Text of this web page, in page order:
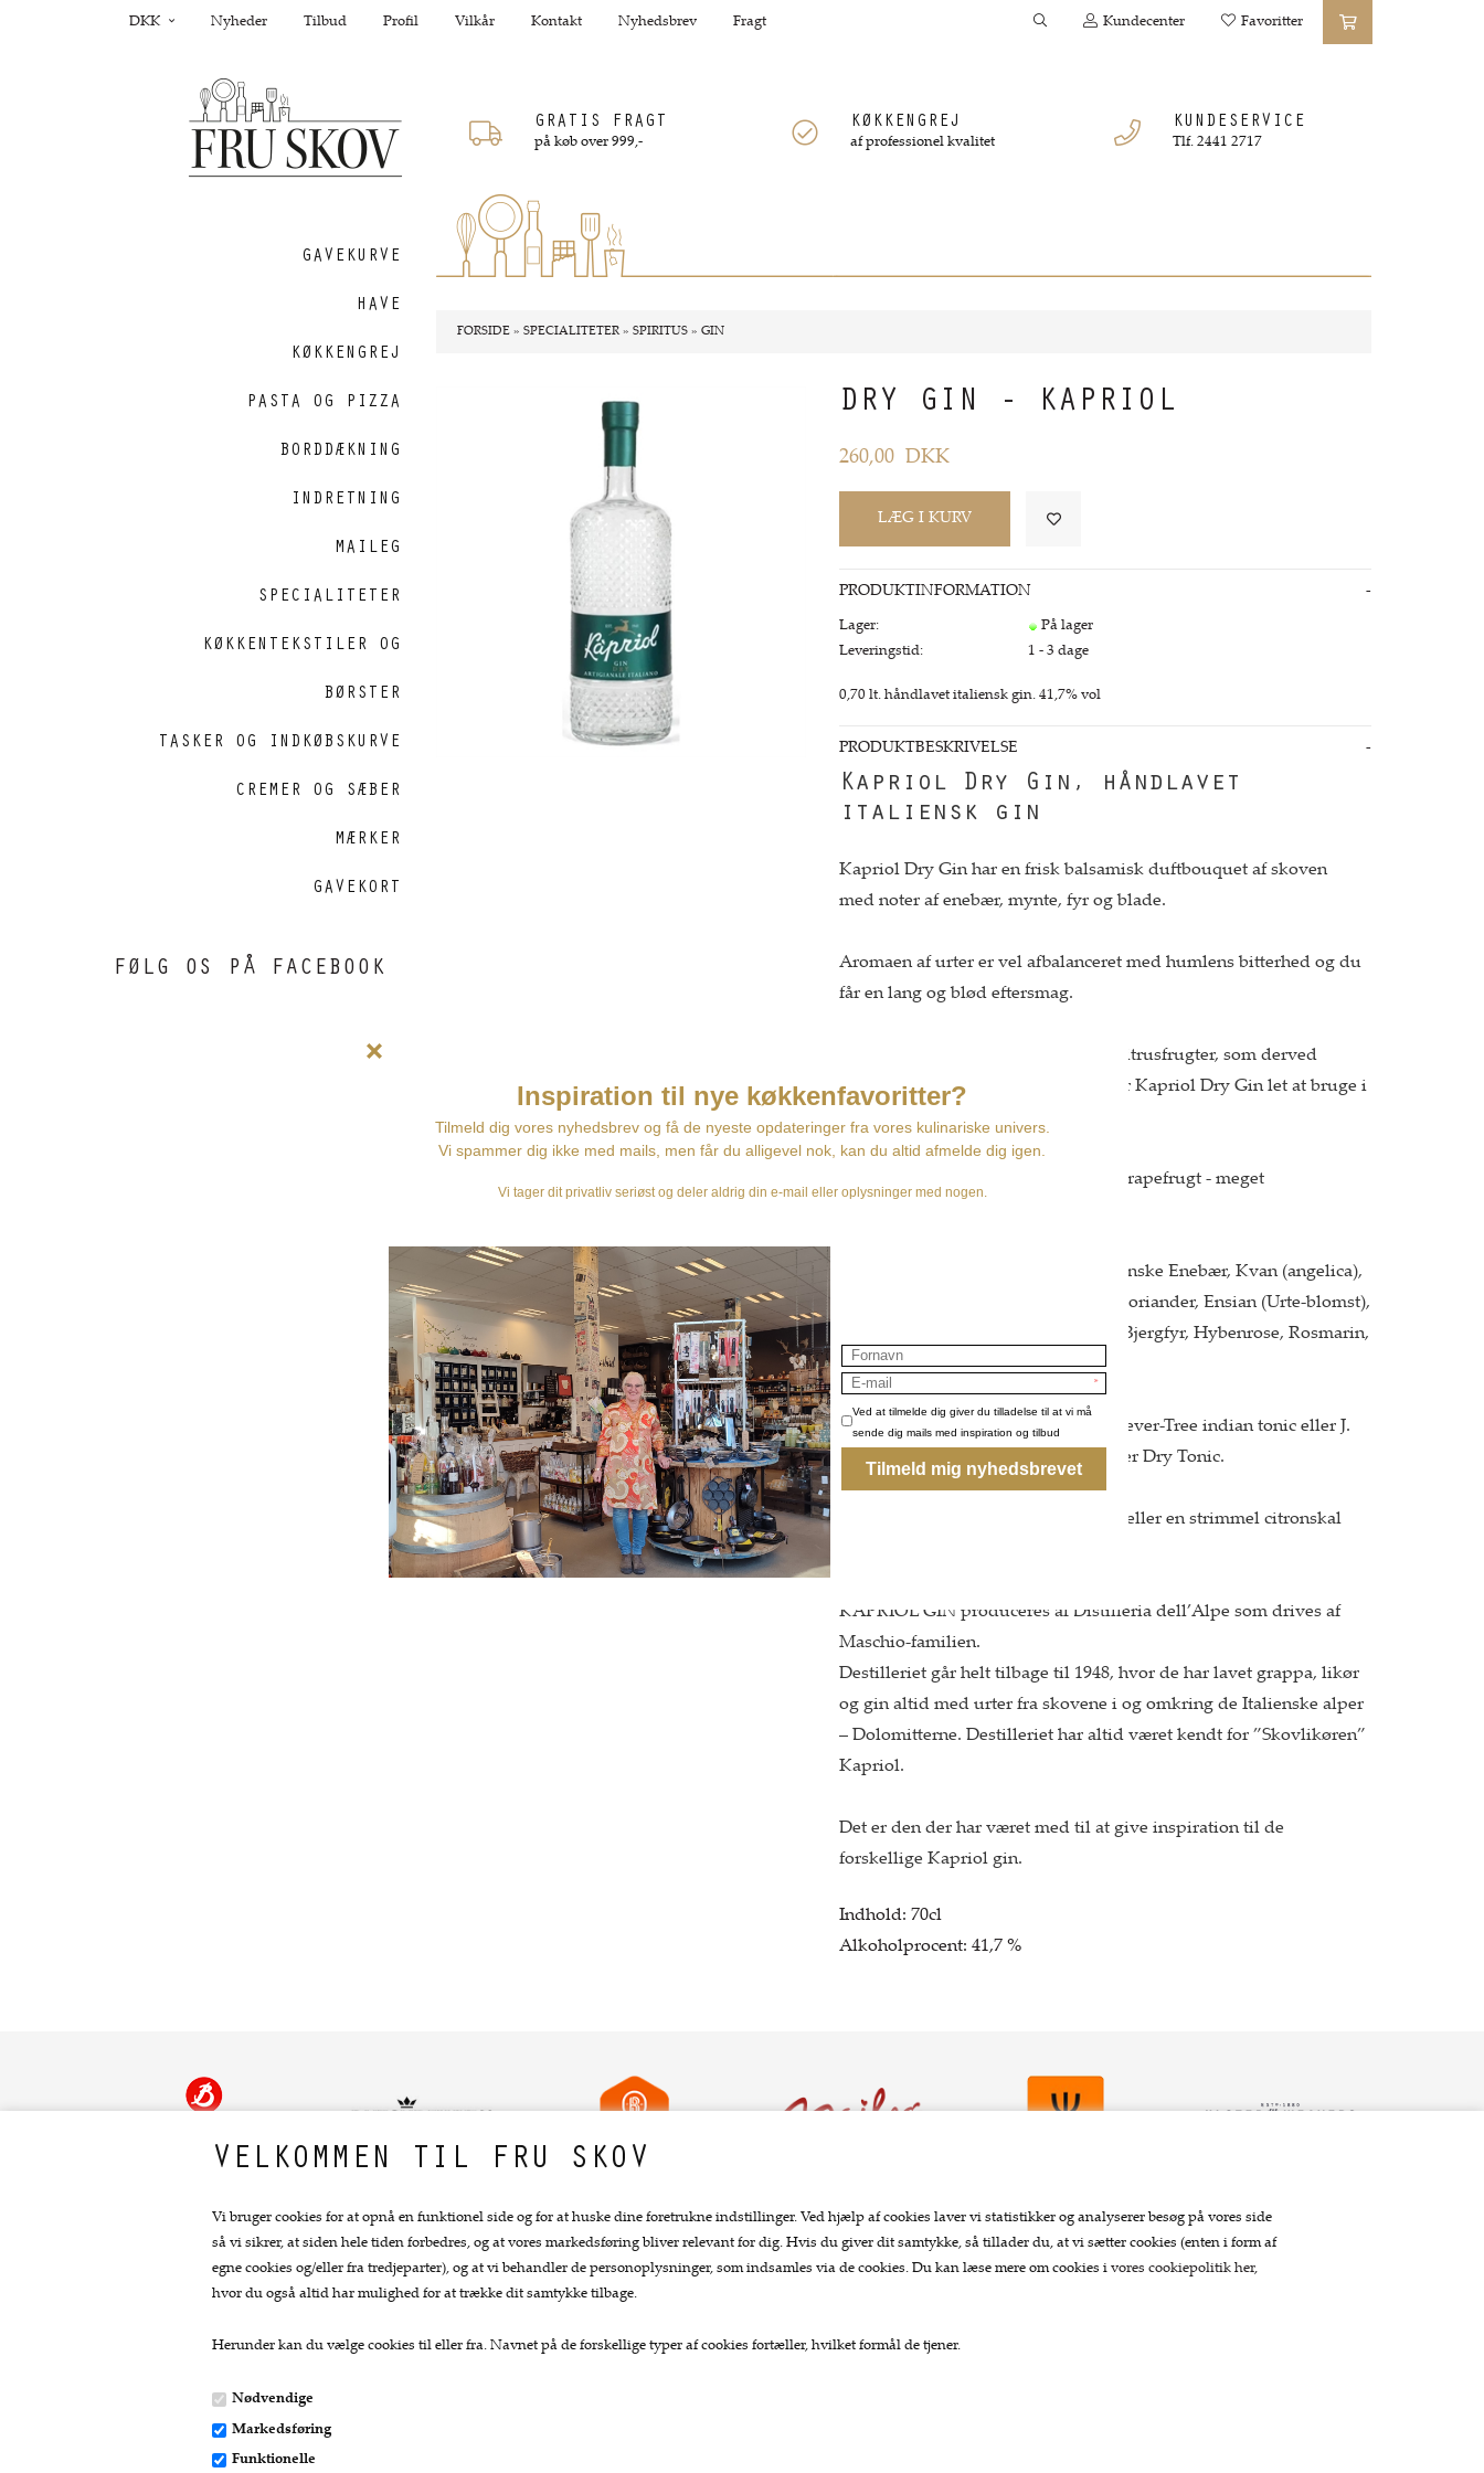
VELKOMMEN TIL FRU SKOV
Vi bruger cookies for at opnå en funktionel side og for at huske dine foretrukne indstillinger. Ved hjælp af cookies laver vi statistikker og analyserer besøg på vores side
så vi sikrer, at siden hele tiden forbedres, og at vores markedsføring bliver relevant for dig. Hvis du giver dit samtykke, så tillader du, at vi sætter cookies (enten i form af
egne cookies og/eller fra tredjeparter), og at vi behandler de personoplysninger, som indsamles via de cookies. Du kan læse mere om cookies i vores cookiepolitik her,
hvor du også altid har mulighed for at trække dit samtykke tilbage.
Herunder kan du vælge cookies til eller fra. Navnet på de forskellige typer af cookies fortæller, hvilket formål de tjener.
Nødvendige
Markedsføring
Funktionelle
DKK Nyheder Tilbud Profil Vilkår Kontakt Nyhedsbrev Fragt Kundecenter Favoritter
GRATIS FRAGT
på køb over 999,-
KØKKENGREJ
af professionel kvalitet
KUNDESERVICE
Tlf. 2441 2717
GAVEKURVE
HAVE
KØKKENGREJ
PASTA OG PIZZA
BORDDÆKNING
INDRETNING
MAILEG
SPECIALITETER
KØKKENTEKSTILER OG
BØRSTER
TASKER OG INDKØBSKURVE
CREMER OG SÆBER
MÆRKER
GAVEKORT
FØLG OS PÅ FACEBOOK
FORSIDE» SPECIALITETER» SPIRITUS» GIN
DRY GIN - KAPRIOL
260,00 DKK
PRODUKTINFORMATION
Lager:
På lager
Leveringstid:
1 - 3 dage
0,70 lt. håndlavet italiensk gin. 41,7% vol
PRODUKTBESKRIVELSE
Kapriol Dry Gin, håndlavet
italiensk gin
Kapriol Dry Gin har en frisk balsamisk duftbouquet af skoven
med noter af enebær, mynte, fyr og blade.
Aromaen af urter er vel afbalanceret med humlens bitterhed og du
får en lang og blød eftersmag.
Kapriol dry gin er fri for sukker og citrusfrugter, som derved
skaber en tør aromatisk smag det gør Kapriol Dry Gin let at bruge i
drinks.
Prøv Kapriol Dry Gin med lime og grapefrugt - meget
KAPRIOL DRY GIN Botailcals: Italienske Enebær, Kvan (angelica),
Kamille, Kardemomme, Kommen, Koriander, Ensian (Urte-blomst),
Lavendel, Humle, Mynte, Oregano, Bjergfyr, Hybenrose, Rosmarin,
Laurbærblade
Gode mixere til Kapriol Dry gin er Fever-Tree indian tonic eller J.
Gasco Indian tonic eller J. Gasco Bitter Dry Tonic.
Brug en skive pink-grapefrugt, lime eller en strimmel citronskal
KAPRIOL GIN produceres af Distilleria dell’Alpe som drives af
Maschio-familien.
Destilleriet går helt tilbage til 1948, hvor de har lavet grappa, likør
og gin altid med urter fra skovene i og omkring de Italienske alper
– Dolomitterne. Destilleriet har altid været kendt for ”Skovlikøren”
Kapriol.
Det er den der har været med til at give inspiration til de
forskellige Kapriol gin.
Indhold: 70cl
Alkoholprocent: 41,7 %
post@fruskov.dk
Top kategorier Kundeservice. Betaling